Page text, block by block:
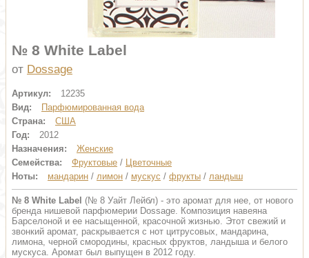
№ 8 White Label
от Dossage
Артикул:
12235
Вид:
Парфюмированная вода
Страна:
США
Год:
2012
Назначения:
Женские
Семейства:
Фруктовые / Цветочные
Ноты:
мандарин / лимон / мускус / фрукты / ландыш
№ 8 White Label (№ 8 Уайт Лейбл) - это аромат для нее, от нового
бренда нишевой парфюмерии Dossage. Композиция навеяна
Барселоной и ее насыщенной, красочной жизнью. Этот свежий и
звонкий аромат, раскрывается с нот цитрусовых, мандарина,
лимона, черной смородины, красных фруктов, ландыша и белого
мускуса. Аромат был выпущен в 2012 году.